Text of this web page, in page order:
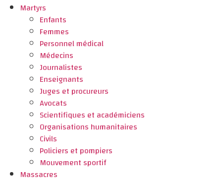
Martyrs
Enfants
Femmes
Personnel médical
Médecins
Journalistes
Enseignants
Juges et procureurs
Avocats
Scientifiques et académiciens
Organisations humanitaires
Civils
Policiers et pompiers
Mouvement sportif
Massacres